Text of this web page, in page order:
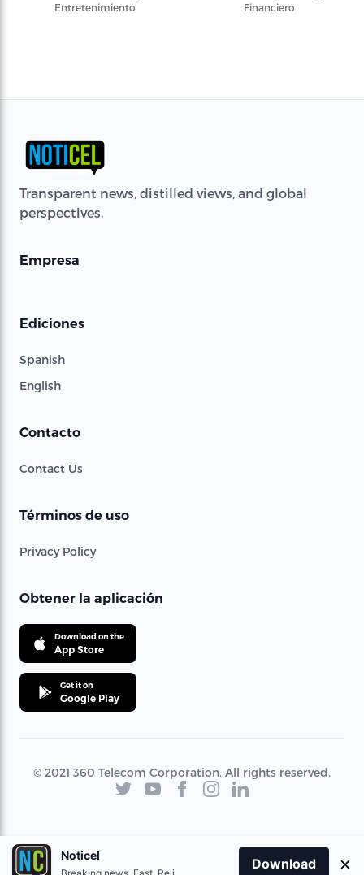
Entretenimiento
Financiero
Transparent news, distilled views, and global
perspectives.
Empresa
Ediciones
Spanish
English
Contacto
Contact Us
Términos de uso
Privacy Policy
Obtener la aplicación
Download on the
App Store
Get it on
Google Play
© 2021 360 Telecom Corporation. All rights reserved.
Noticel
Download ×